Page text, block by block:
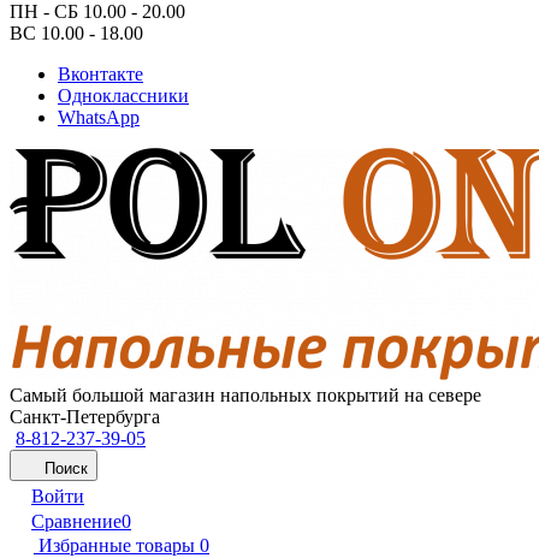
ПН - СБ 10.00 - 20.00
ВС 10.00 - 18.00
Вконтакте
Одноклассники
WhatsApp
Самый большой магазин напольных покрытий на севере
Санкт-Петербурга
8-812-237-39-05
Поиск
Войти
Сравнение0
Избранные товары 0